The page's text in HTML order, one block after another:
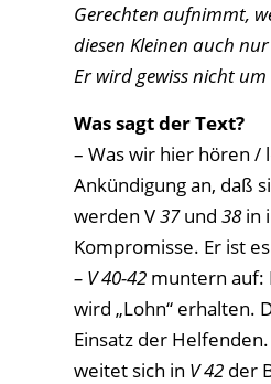
Gerechten aufnimmt,
diesen Kleinen auch
Er wird gewiss nicht
Was sagt der Text?
– Was wir hier hören /
Ankündigung an, daß
werden V37und 38in
Kompromisse. Er ist
– V 40-42 muntern auf:
wird „Lohn“ erhalten.
Einsatz der
weitet sich in V 42 der